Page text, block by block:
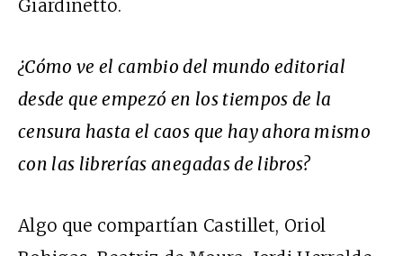
Giardinetto.
¿Cómo ve el cambio del mundo editorial
desde que empezó en los tiempos de la
censura hasta el caos que hay ahora mismo
con las librerías anegadas de libros?
Algo que compartían Castillet, Oriol